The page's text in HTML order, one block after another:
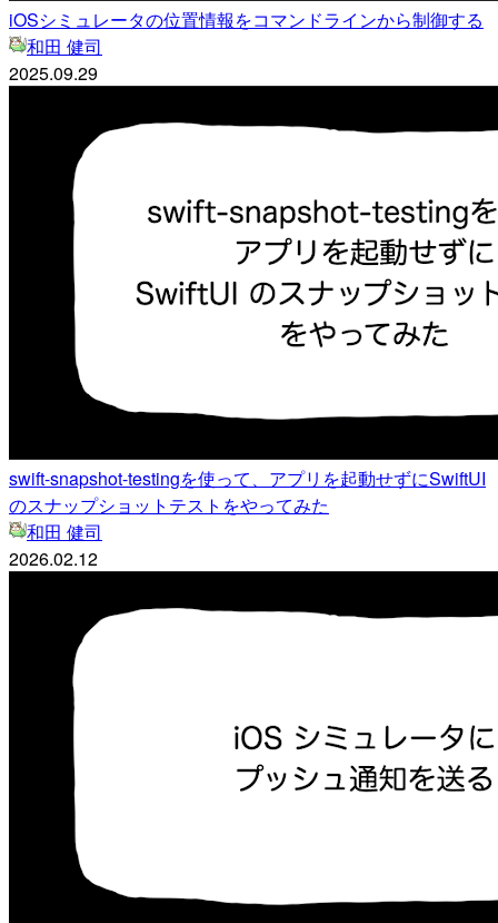
iOSシミュレータの位置情報をコマンドラインから制御する
和田 健司
2025.09.29
swift-snapshot-testingを使って、アプリを起動せずにSwiftUI
のスナップショットテストをやってみた
和田 健司
2026.02.12